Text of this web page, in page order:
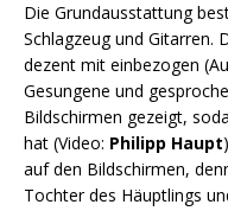
Die Grundausstattung
Schlagzeug und Gitarren.
dezent mit einbezogen
Gesungene und
Bildschirmen gezeigt,
hat (Video: Philipp Haupt
auf den Bildschirmen,
Tochter des Häuptlings